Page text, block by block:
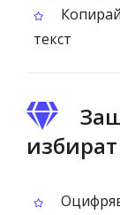
текст
избират